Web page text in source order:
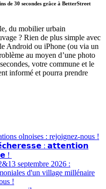
de 30 secondes grâce à BetterStreet
du mobilier urbain
? Rien de plus simple avec
Android ou iPhone (ou via un
au moyen d’une photo
votre commune et le
informé et pourra prendre
olnoises : rejoignez-nous !
: 𝗮𝘁𝘁𝗲𝗻𝘁𝗶𝗼𝗻
!
septembre 2026 :
d'un village millénaire
!